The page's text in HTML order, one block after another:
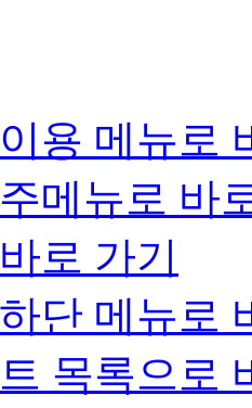
용 메뉴로
메뉴로 바
로 가기
단 메뉴로
목록으로